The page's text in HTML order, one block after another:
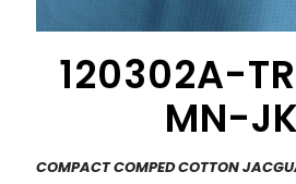
120302A-
MN-